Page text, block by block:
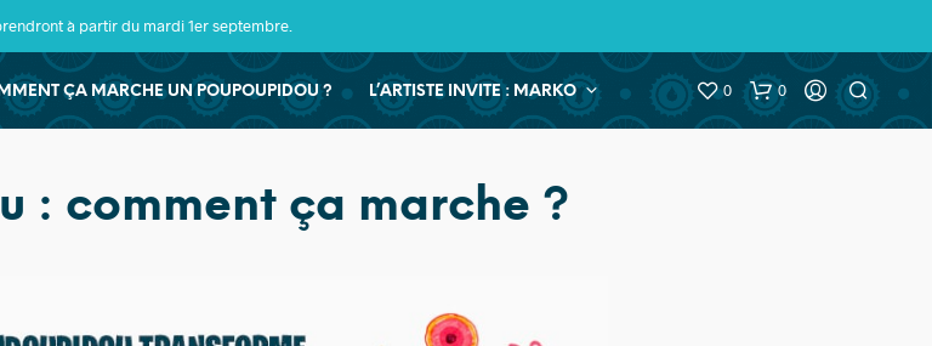
à partir du mardi 1er septembre.
ÇA MARCHE UN POUPOUPIDOU ? L’ARTISTE INVITE : MARKO 0 0
: comment ça marche ?